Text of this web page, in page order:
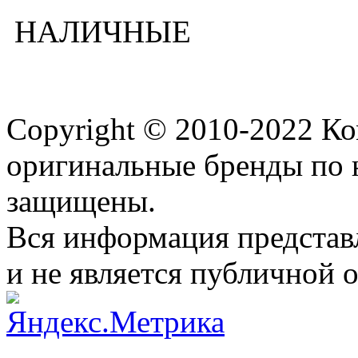
НАЛИЧНЫЕ
Copyright © 2010-2022
оригинальные бренды по
защищены.
Вся информация
и не является публичной